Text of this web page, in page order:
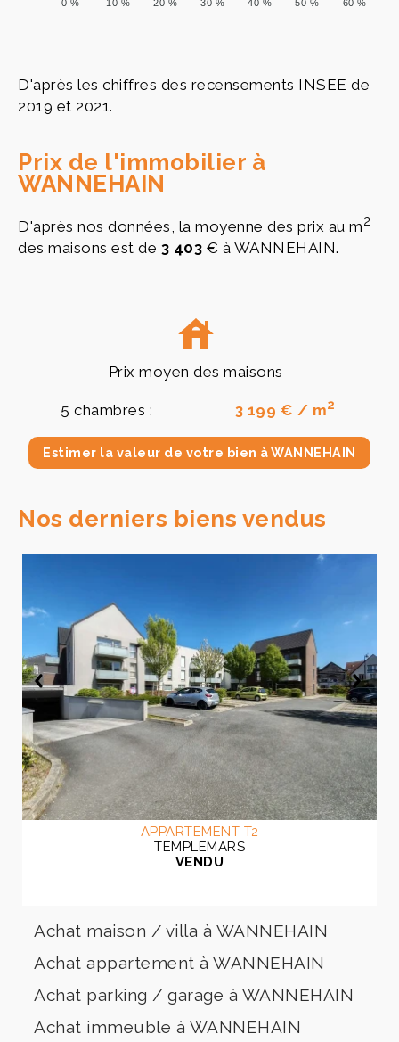
60 %
50 %
40 %
30 %
20 %
10 %
0 %
D'après les chiffres des recensements INSEE de
2019 et 2021.
Prix de l'immobilier à
WANNEHAIN
D'après nos données, la moyenne des prix au m2
des maisons est de 3 403 € à WANNEHAIN.
Prix moyen des maisons
5 chambres : 3 199 € / m2
Estimer la valeur de votre bien à WANNEHAIN
Nos derniers biens vendus
APPARTEMENT T2
TEMPLEMARS
VENDU
Achat maison / villa à WANNEHAIN
Achat appartement à WANNEHAIN
Achat parking / garage à WANNEHAIN
Achat immeuble à WANNEHAIN